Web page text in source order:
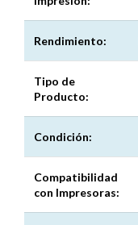
Rendimiento:
Tipo de
Producto:
Condición:
Compatibilidad
con Impresoras: